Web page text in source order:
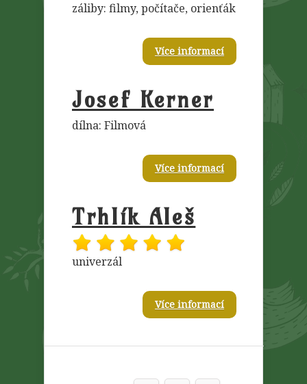
záliby: filmy, počítače, orienťák
Více informací
Josef Kerner
dílna: Filmová
Více informací
Trhlík Aleš
univerzál
Více informací